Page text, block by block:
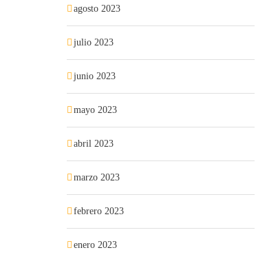
agosto 2023
julio 2023
junio 2023
mayo 2023
abril 2023
marzo 2023
febrero 2023
enero 2023